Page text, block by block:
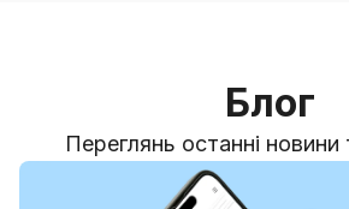
Блог
Переглянь останні новини